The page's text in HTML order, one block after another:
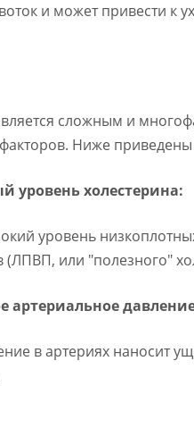
и может привести к
сложным и
Ниже
уровень холестерина:
уровень
или "полезного"
артериальное
в артериях наносит